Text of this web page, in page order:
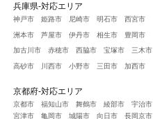
兵庫県-対応エリア
神戸市 姫路市 尼崎市 明石市 西宮市
洲本市 芦屋市 伊丹市 相生市 豊岡市
加古川市 赤穂市 西脇市 宝塚市 三木市
高砂市 川西市 小野市 三田市 加西市
京都府-対応エリア
京都市 福知山市 舞鶴市 綾部市
宇治市
宮津市
亀岡市 城陽市 向日市
長岡京市